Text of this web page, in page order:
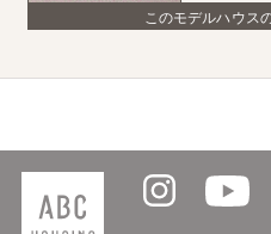
このモデルハウス